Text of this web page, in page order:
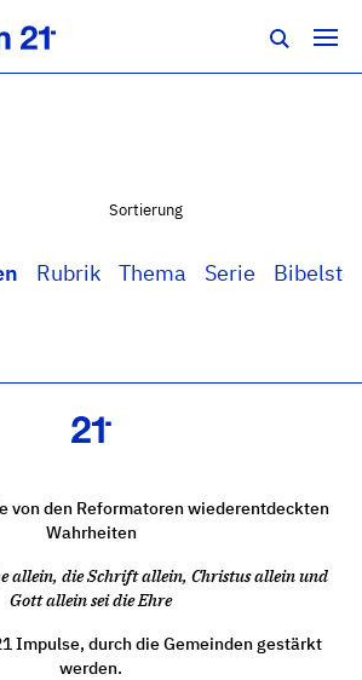
Rubrik Thema Serie
Sortierung
von den Reformatoren wiederentdeckten
Wahrheiten
allein, die Schrift allein, Christus allein und
Gott allein sei die Ehre
Impulse, durch die Gemeinden gestärkt
werden.